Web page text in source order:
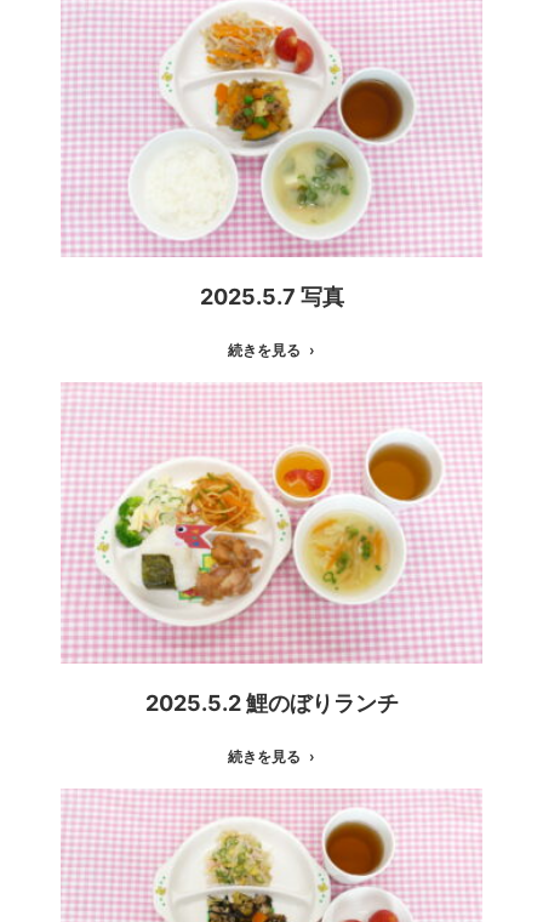
2025.5.7 写真
続きを見る
2025.5.2 鯉のぼりランチ
続きを見る